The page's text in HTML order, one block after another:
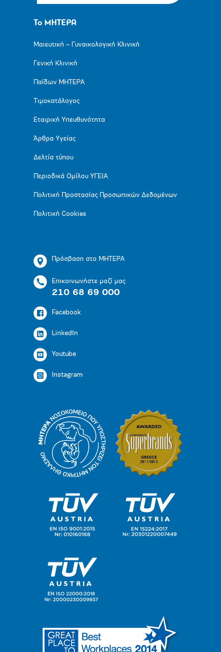
Το ΜΗΤΕΡΑ
Μαιευτική – Γυναικολογική Κλινική
Γενική Κλινική
Παίδων ΜΗΤΕΡΑ
Τιμοκατάλογος
Εταιρική Υπευθυνότητα
Άρθρα Υγείας
Δελτία τύπου
Περιοδικά Ομίλου ΥΓΕΙΑ
Πολιτική Προστασίας Προσωπικών Δεδομένων
Πολιτική Cookies
Πρόσβαση στο ΜΗΤΕΡΑ
Επικοινωνήστε μαζί μας
210 68 69 000
Facebook
LinkedIn
Youtube
Instagram